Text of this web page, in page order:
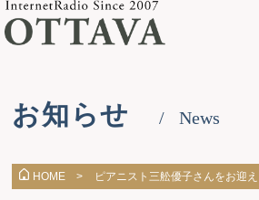
お知らせ News
HOME > ピアニスト三舩優子さんをお迎